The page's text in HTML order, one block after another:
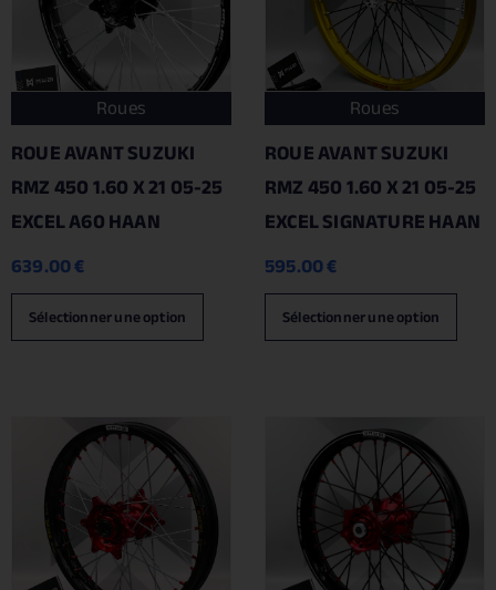
Roues
ROUE AVANT SUZUKI
RMZ 450 1.60 X 21 05-25
EXCEL A60 HAAN
639.00€
Sélectionner une option
Roues
ROUE AVANT SUZUKI
RMZ 450 1.60 X 21 05-25
EXCEL SIGNATURE HAAN
595.00€
Sélectionner une option